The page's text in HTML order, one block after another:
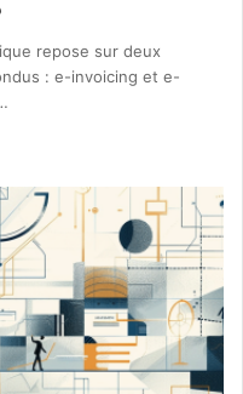
repose sur deux
: e-invoicing et e-